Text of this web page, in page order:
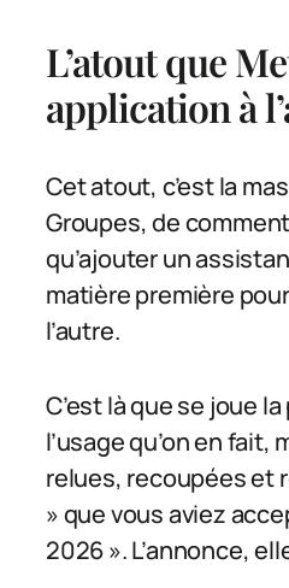
L’atout que
application à
Cet atout, c’est la
Groupes, de
qu’ajouter un
matière première
l’autre.
C’est là que se joue
l’usage qu’on en
relues, recoupées et
» que vous aviez
2026 ». L’annonce,